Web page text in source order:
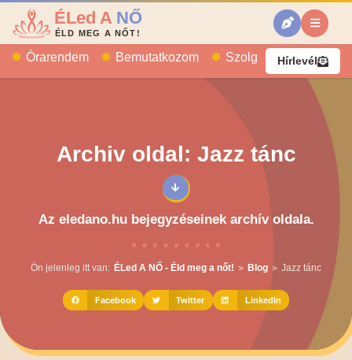
ÉLed A NŐ
ÉLD MEG A NŐT!
Órarendem Bemutatkozom Szolgáltatásaim
Hírlevél
Archiv oldal: Jazz tánc
Az eledano.hu bejegyzéseinek archív oldala.
Ön jelenleg itt van: ÉLed A NŐ - Éld meg a nőt! > Blog > Jazz tánc
Facebook Twitter LinkedIn